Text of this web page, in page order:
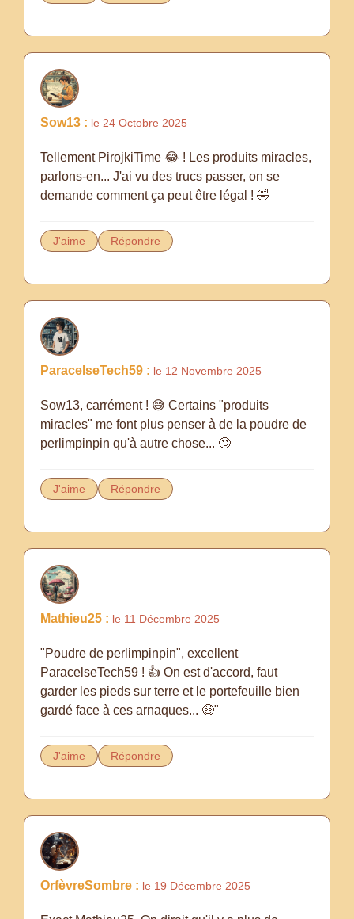
Sow13 : le 24 Octobre 2025
Tellement PirojkiTime 😂 ! Les produits miracles,
parlons-en... J'ai vu des trucs passer, on se
demande comment ça peut être légal ! 🤣
J'aime Répondre
ParacelseTech59 : le 12 Novembre 2025
Sow13, carrément ! 😅 Certains "produits
miracles" me font plus penser à de la poudre de
perlimpinpin qu'à autre chose... 🙄
J'aime Répondre
Mathieu25 : le 11 Décembre 2025
"Poudre de perlimpinpin", excellent
ParacelseTech59 ! 👍 On est d'accord, faut
garder les pieds sur terre et le portefeuille bien
gardé face à ces arnaques... 🤑"
J'aime Répondre
OrfèvreSombre : le 19 Décembre 2025